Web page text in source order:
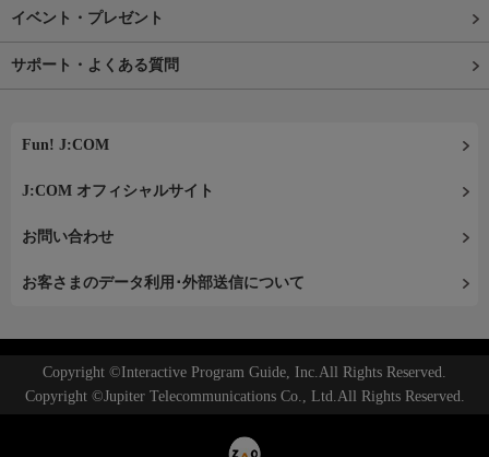
イベント・プレゼント
サポート・よくある質問
Fun! J:COM
J:COM オフィシャルサイト
お問い合わせ
お客さまのデータ利用･外部送信について
Copyright ©Interactive Program Guide, Inc.All Rights Reserved.
Copyright ©Jupiter Telecommunications Co., Ltd.All Rights Reserved.